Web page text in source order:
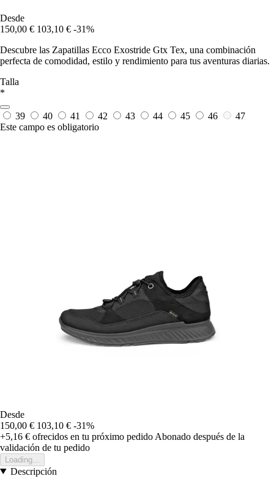
Desde
150,00 € 103,10 € -31%
Descubre las Zapatillas Ecco Exostride Gtx Tex, una combinación
perfecta de comodidad, estilo y rendimiento para tus aventuras diarias.
Talla
*
39 40 41 42 43 44 45 46
47
Este campo es obligatorio
Desde
150,00 € 103,10 € -31%
+5,16 € ofrecidos en tu próximo pedido Abonado después de la
validación de tu pedido
Loading...
Descripción